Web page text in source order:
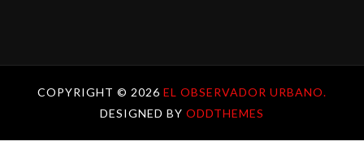
COPYRIGHT © 2026 EL OBSERVADOR URBANO.
DESIGNED BY ODDTHEMES